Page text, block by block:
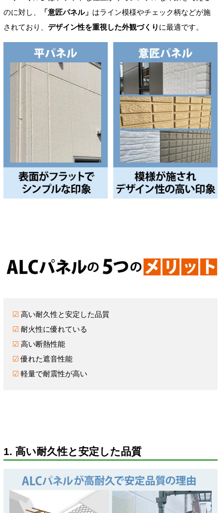
のに対し、
「意匠パネル」 はライン模様やチェック柄などが施
されており、 デザイン性を重視した外観づくり に最適です。
☑ 高い耐久性と安定した品質
☑ 耐火性に優れている
☑ 高い断熱性能
☑優れた遮音性能
☑ 軽量で耐震性が高い
1. 高い耐久性と安定した品質